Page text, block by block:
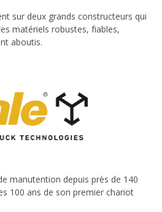
sur deux grands constructeurs qui
matériels robustes, fiables,
aboutis.
manutention depuis près de 140
100 ans de son premier chariot